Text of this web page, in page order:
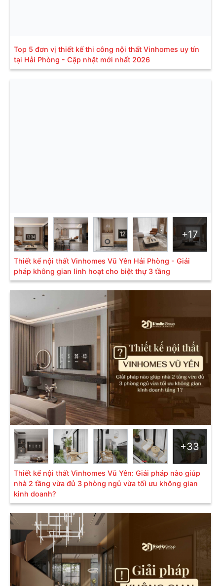
Top 5 đơn vị thiết kế thi công nội thất Vinhomes uy tín
tại Hải Phòng - Cập nhật mới nhất 2026
+17
Thiết kế nội thất Vinhomes Vũ Yên Hải Phòng - Giải
pháp không gian linh hoạt cho biệt thự 3 tầng
+33
Thiết kế nội thất Vinhomes Vũ Yên: Giải pháp nào giúp
nhà 2 tầng vừa đủ 3 phòng ngủ vừa tối ưu không gian
kinh doanh?